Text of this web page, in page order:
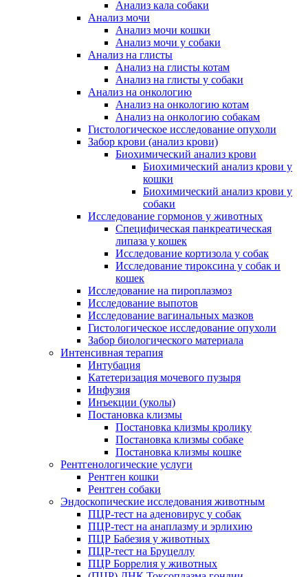
Анализ кала собаки
Анализ мочи
Анализ мочи кошки
Анализ мочи у собаки
Анализ на глисты
Анализ на глисты котам
Анализ на глисты у собаки
Анализ на онкологию
Анализ на онкологию котам
Анализ на онкологию собакам
Гистологическое исследование опухоли
Забор крови (анализ крови)
Биохимический анализ крови
Биохимический анализ крови у
кошки
Биохимический анализ крови у
собаки
Исследование гормонов у животных
Специфическая панкреатическая
липаза у кошек
Исследование кортизола у собак
Исследование тироксина у собак и
кошек
Исследование на пироплазмоз
Исследование выпотов
Исследование вагинальных мазков
Гистологическое исследование опухоли
Забор биологического материала
Интенсивная терапия
Интубация
Катетеризация мочевого пузыря
Инфузия
Инъекции (уколы)
Постановка клизмы
Постановка клизмы кролику
Постановка клизмы собаке
Постановка клизмы кошке
Рентгенологические услуги
Рентген кошки
Рентген собаки
Эндоскопические исследования животным
ПЦР-тест на аденовирус у собак
ПЦР-тест на анаплазму и эрлихию
ПЦР Бабезия у животных
ПЦР-тест на Бруцеллу
ПЦР Боррелия у животных